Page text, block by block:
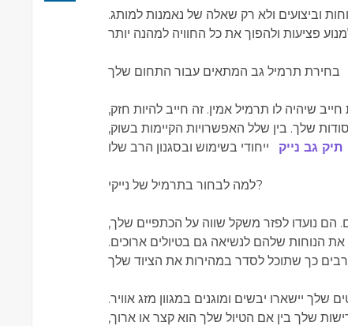
וביצועים ולא רק שאלה של נאמנות למותג.
בחירת תרמיל גב המתאים עבור התחום שלך
שיהיה לו תרמיל אמין. זה חייב להיות חזק,
שלך. בין שלל האפשרויות הקיימות בשוק,
תיק גב נייק
למה לבחור בתרמיל של נייקי?
הם נועדו לפזר משקל שווה על הכתפיים שלך,
הנוחות שלהם לנשיאה גם בטיולים ארוכים.
יישארו יבשים ומוגנים במגוון מזג אוויר.
שלך בין אם הטיול שלך הוא קצר או ארוך,